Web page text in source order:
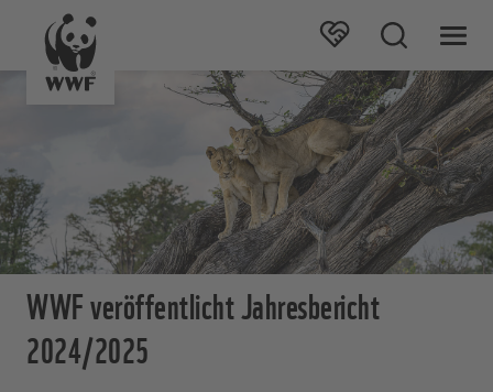
WWF veröffentlicht Jahresbericht
2024/2025